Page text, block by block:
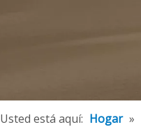
Usted está aquí: Hogar »